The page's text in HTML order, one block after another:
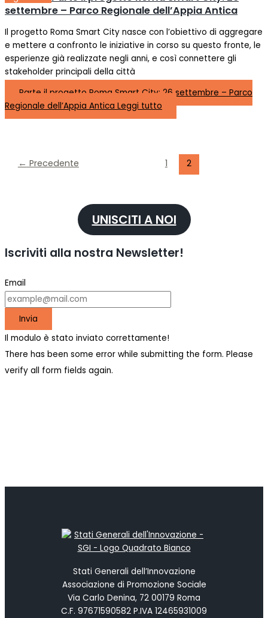
settembre – Parco Regionale dell’Appia Antica
Il progetto Roma Smart City nasce con l’obiettivo di aggregare
e mettere a confronto le iniziative in corso su questo fronte, le
esperienze già realizzate negli anni, e così connettere gli
stakeholder principali della città
Parte il progetto Roma Smart City: 26 settembre – Parco
Regionale dell’Appia Antica Leggi tutto
← Precedente 1 2
UNISCITI A NOI
Iscriviti alla nostra Newsletter!
Email
Invia
Il modulo è stato inviato correttamente!
There has been some error while submitting the form. Please
verify all form fields again.
Stati Generali dell’Innovazione
Associazione di Promozione Sociale
Via Carlo Denina, 72 00179 Roma
C.F. 97671590582 P.IVA 12465931009